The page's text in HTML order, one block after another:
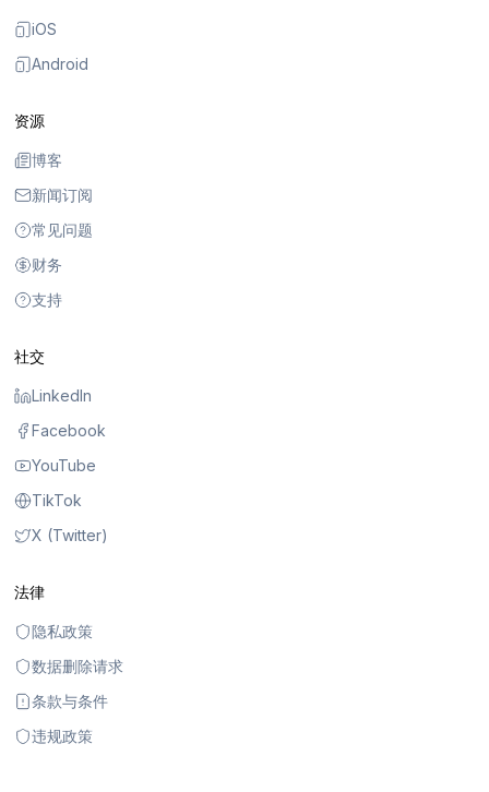
iOS
Android
资源
博客
新闻订阅
常见问题
财务
支持
社交
LinkedIn
Facebook
YouTube
TikTok
X (Twitter)
法律
隐私政策
数据删除请求
条款与条件
违规政策